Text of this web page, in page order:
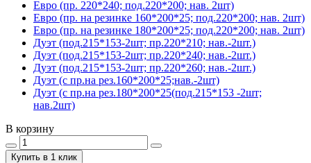
Евро (пр. 220*240; под.220*200; нав. 2шт)
Евро (пр. на резинке 160*200*25; под.220*200; нав. 2шт)
Евро (пр. на резинке 180*200*25; под.220*200; нав. 2шт)
Дуэт (под.215*153-2шт; пр.220*210; нав.-2шт.)
Дуэт (под.215*153-2шт; пр.220*240; нав.-2шт.)
Дуэт (под.215*153-2шт; пр.220*260; нав.-2шт.)
Дуэт (с пр.на рез.160*200*25;нав.-2шт)
Дуэт (с пр.на рез.180*200*25(под.215*153 -2шт;
нав.2шт)
В корзину
Купить в 1 клик